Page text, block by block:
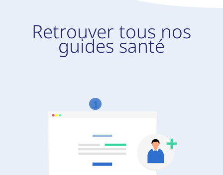
Retrouver tous nos
guides santé
1